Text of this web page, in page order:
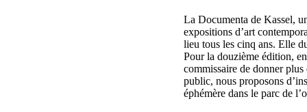
La Documenta de Kassel,
expositions d’art
lieu tous les cinq ans. Elle
Pour la douzième édition,
commissaire de donner
public, nous proposons
éphémère dans le parc de